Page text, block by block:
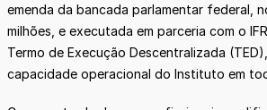
emenda da bancada parlamentar federal,
milhões, e executada em parceria com o
Termo de Execução Descentralizada
capacidade operacional do Instituto em